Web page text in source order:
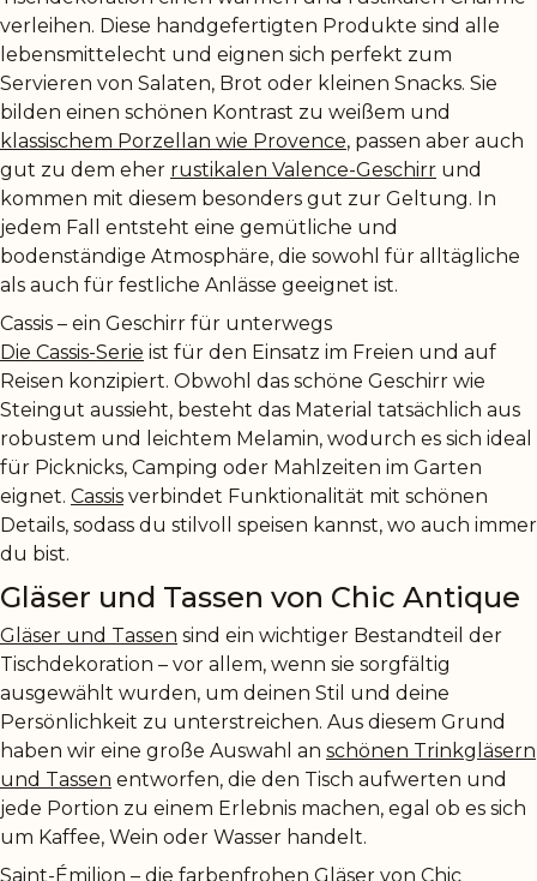
verleihen. Diese handgefertigten Produkte sind alle
lebensmittelecht und eignen sich perfekt zum
Servieren von Salaten, Brot oder kleinen Snacks. Sie
bilden einen schönen Kontrast zu weißem und
klassischem Porzellan wie Provence, passen aber auch
gut zu dem eher rustikalen Valence-Geschirr und
kommen mit diesem besonders gut zur Geltung. In
jedem Fall entsteht eine gemütliche und
bodenständige Atmosphäre, die sowohl für alltägliche
als auch für festliche Anlässe geeignet ist.
Cassis – ein Geschirr für unterwegs
Die Cassis-Serie ist für den Einsatz im Freien und auf
Reisen konzipiert. Obwohl das schöne Geschirr wie
Steingut aussieht, besteht das Material tatsächlich aus
robustem und leichtem Melamin, wodurch es sich ideal
für Picknicks, Camping oder Mahlzeiten im Garten
eignet. Cassis verbindet Funktionalität mit schönen
Details, sodass du stilvoll speisen kannst, wo auch immer
du bist.
Gläser und Tassen von Chic Antique
Gläser und Tassen sind ein wichtiger Bestandteil der
Tischdekoration – vor allem, wenn sie sorgfältig
ausgewählt wurden, um deinen Stil und deine
Persönlichkeit zu unterstreichen. Aus diesem Grund
haben wir eine große Auswahl an schönen Trinkgläsern
und Tassen entworfen, die den Tisch aufwerten und
jede Portion zu einem Erlebnis machen, egal ob es sich
um Kaffee, Wein oder Wasser handelt.
Saint-Émilion – die farbenfrohen Gläser von Chic